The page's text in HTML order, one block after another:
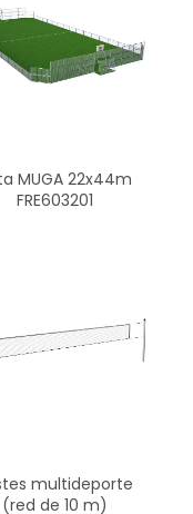
MUGA 22x44m
FRE603201
multideporte
(red de 10 m)